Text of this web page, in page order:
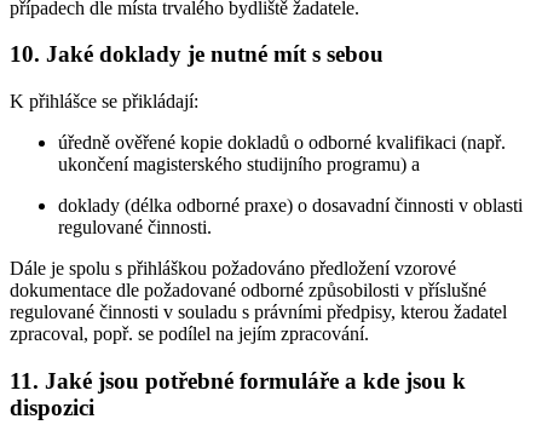
případech dle místa trvalého bydliště žadatele.
10. Jaké doklady je nutné mít s sebou
K přihlášce se přikládají:
úředně ověřené kopie dokladů o odborné kvalifikaci (např.
ukončení magisterského studijního programu) a
doklady (délka odborné praxe) o dosavadní činnosti v oblasti
regulované činnosti.
Dále je spolu s přihláškou požadováno předložení vzorové
dokumentace dle požadované odborné způsobilosti v příslušné
regulované činnosti v souladu s právními předpisy, kterou žadatel
zpracoval, popř. se podílel na jejím zpracování.
11. Jaké jsou potřebné formuláře a kde jsou k
dispozici